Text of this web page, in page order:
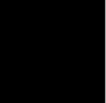
Lines
búlgaro):